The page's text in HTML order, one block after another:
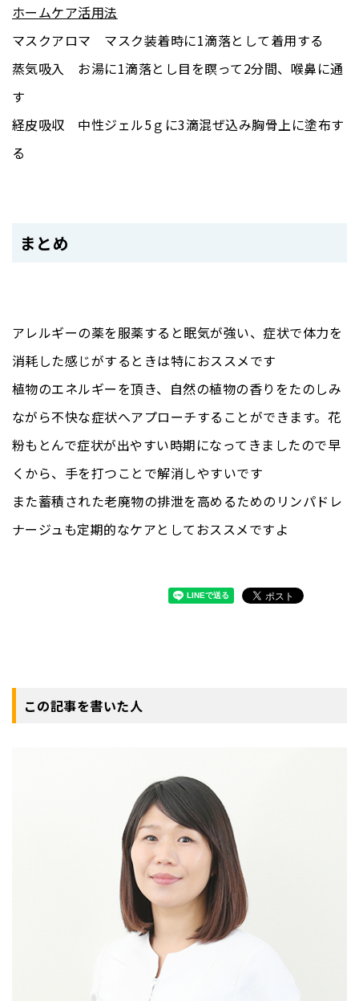
ホームケア活用法
マスクアロマ マスク装着時に1滴落として着用する
蒸気吸入 お湯に1滴落とし目を瞑って2分間、喉鼻に通
す
経皮吸収 中性ジェル5ｇに3滴混ぜ込み胸骨上に塗布す
る
まとめ
アレルギーの薬を服薬すると眠気が強い、症状で体力を
消耗した感じがするときは特におススメです
植物のエネルギーを頂き、自然の植物の香りをたのしみ
ながら不快な症状へアプローチすることができます。花
粉もとんで症状が出やすい時期になってきましたので早
くから、手を打つことで解消しやすいです
また蓄積された老廃物の排泄を高めるためのリンパドレ
ナージュも定期的なケアとしておススメですよ
この記事を書いた人